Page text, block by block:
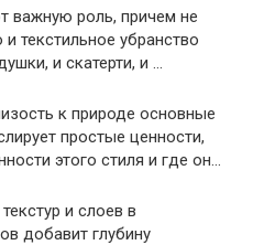
важную роль, причем не
текстильное убранство
и скатерти, и …
к природе основные
простые ценности,
этого стиля и где он…
и слоев в
добавит глубину